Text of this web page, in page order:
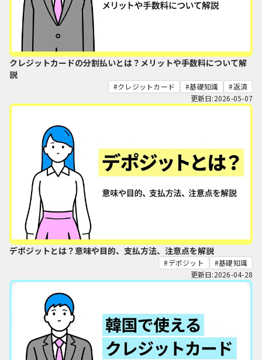
クレジットカードの分割払いとは？メリットや手数料について解
説
クレジットカード 基礎知識
返済
更新日:2026-05-07
デポジットとは？意味や目的、支払方法、注意点を解説
デポジット
基礎知識
更新日:2026-04-28